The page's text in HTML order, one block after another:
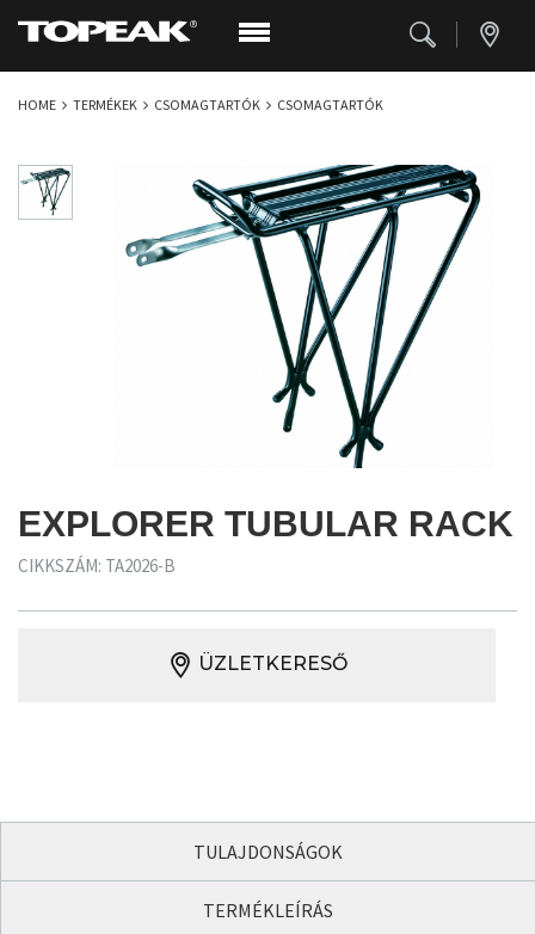
HOME TERMÉKEK CSOMAGTARTÓK CSOMAGTARTÓK
EXPLORER TUBULAR RACK
CIKKSZÁM: TA2026-B
ÜZLETKERESŐ
TULAJDONSÁGOK
TERMÉKLEÍRÁS